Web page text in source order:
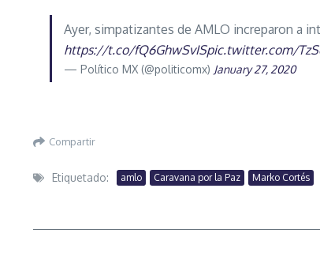
Ayer, simpatizantes de AMLO increparon a
https://t.co/fQ6GhwSvISpic.twitter.com/
— Político MX (@politicomx) January 27, 2020
Compartir
Etiquetado: amlo Caravana por la Paz Marko Cortés